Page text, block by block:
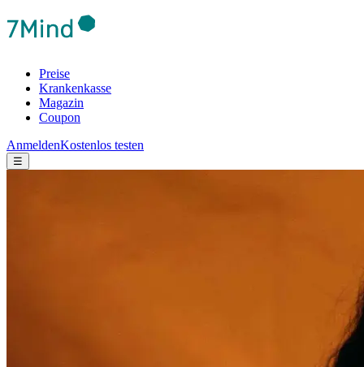
Preise
Krankenkasse
Magazin
Coupon
AnmeldenKostenlos testen
☰